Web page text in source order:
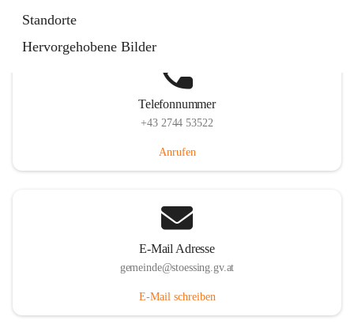
Standorte
Hervorgehobene Bilder
Telefonnummer
+43 2744 53522
Anrufen
E-Mail Adresse
gemeinde@stoessing.gv.at
E-Mail schreiben